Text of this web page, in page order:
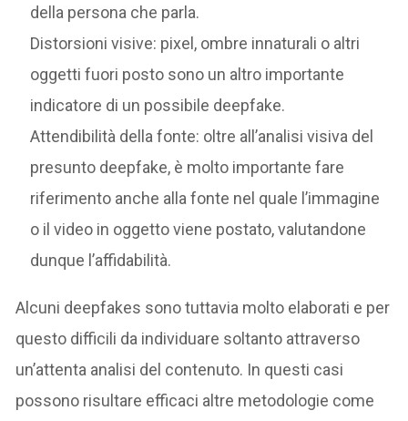
della persona che parla.
Distorsioni visive: pixel, ombre innaturali o altri
oggetti fuori posto sono un altro importante
indicatore di un possibile deepfake.
Attendibilità della fonte: oltre all’analisi visiva del
presunto deepfake, è molto importante fare
riferimento anche alla fonte nel quale l’immagine
o il video in oggetto viene postato, valutandone
dunque l’affidabilità.
Alcuni deepfakes sono tuttavia molto elaborati e per
questo difficili da individuare soltanto attraverso
un’attenta analisi del contenuto. In questi casi
possono risultare efficaci altre metodologie come